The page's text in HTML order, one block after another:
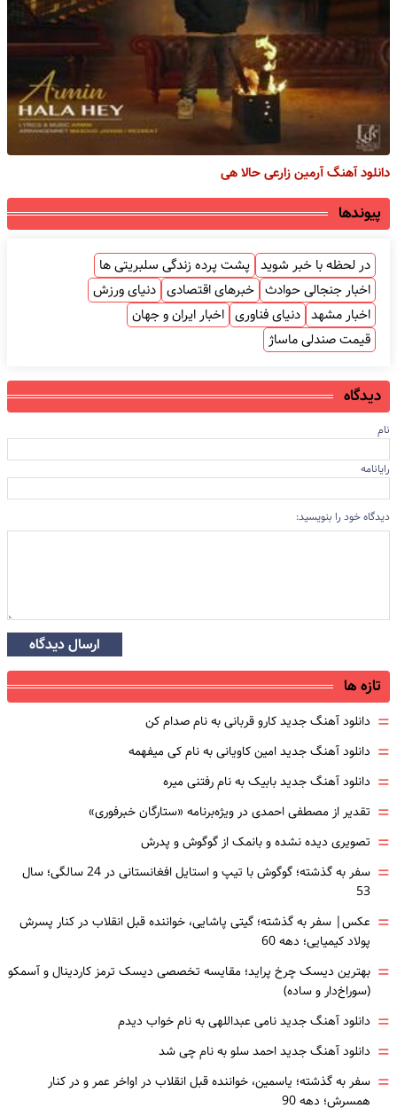
دانلود آهنگ آرمین زارعی حالا هی
پیوندها
در لحظه با خبر شوید پشت پرده زندگی سلبریتی ها
اخبار جنجالی حوادث خبرهای اقتصادی دنیای ورزش
اخبار مشهد دنیای فناوری اخبار ایران و جهان
قیمت صندلی ماساژ
دیدگاه
نام
رایانامه
دیدگاه خود را بنویسید:
ارسال دیدگاه
تازه ها
= دانلود آهنگ جدید کارو قربانی به نام صدام کن
= دانلود آهنگ جدید امین کاویانی به نام کی میفهمه
= دانلود آهنگ جدید بابیک به نام رفتنی میره
= تقدیر از مصطفی احمدی در ویژه‌برنامه «ستارگان خبرفوری»
= تصویری دیده نشده و بانمک از گوگوش و پدرش
=
سفر به گذشته؛ گوگوش با تیپ و استایل افغانستانی در 24 سالگی؛ سال
53
= عکس| سفر به گذشته؛ گیتی پاشایی، خواننده قبل انقلاب در کنار پسرش
پولاد کیمیایی؛ دهه 60
= بهترین دیسک چرخ پراید؛ مقایسه تخصصی دیسک ترمز کاردینال و آسمکو
(سوراخ‌دار و ساده)
= دانلود آهنگ جدید نامی عبداللهی به نام خواب دیدم
= دانلود آهنگ جدید احمد سلو به نام چی شد
= سفر به گذشته؛ یاسمین، خواننده قبل انقلاب در اواخر عمر و در کنار
همسرش؛ دهه 90